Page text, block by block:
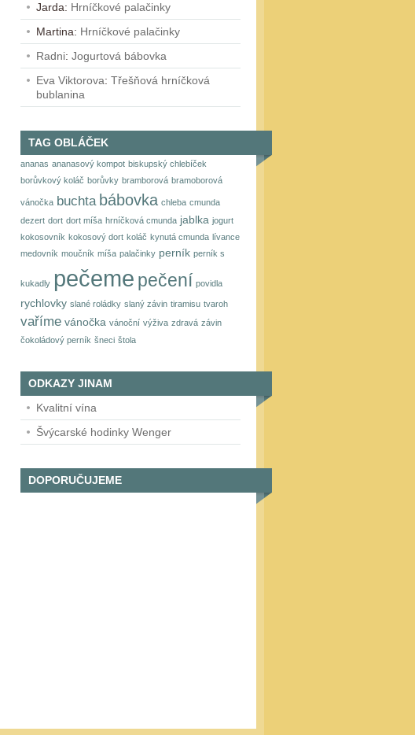
Jarda: Hrníčkové palačinky
Martina: Hrníčkové palačinky
Radni: Jogurtová bábovka
Eva Viktorova: Třešňová hrníčková
bublanina
TAG OBLÁČEK
ananas ananasový kompot biskupský chlebíček
borůvkový koláč borůvky bramborová bramoborová
vánočka buchta bábovka chleba cmunda
dezert dort dort míša hrníčková cmunda jablka jogurt
kokosovník kokosový dort koláč kynutá cmunda lívance
medovník moučník míša palačinky perník perník s
kukadly pečeme pečení povidla
rychlovky slané roládky slaný závin tiramisu tvaroh
vaříme vánočka vánoční výživa zdravá závin
čokoládový perník šneci štola
ODKAZY JINAM
Kvalitní vína
Švýcarské hodinky Wenger
DOPORUČUJEME